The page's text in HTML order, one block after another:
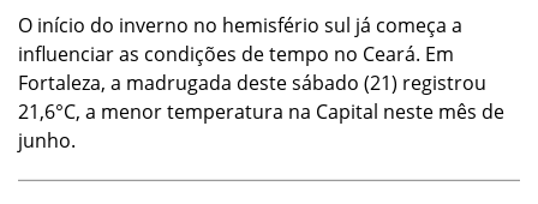
O início do inverno no hemisfério sul já começa a
influenciar as condições de tempo no Ceará. Em
Fortaleza, a madrugada deste sábado (21) registrou
21,6°C, a menor temperatura na Capital neste mês de
junho.